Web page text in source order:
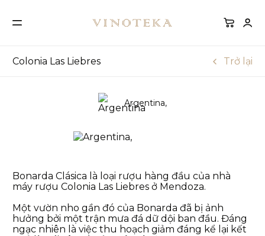
Colonia Las Liebres Trở lại
Argentina,
Bonarda Clásica là loại rượu hàng đầu của nhà
máy rượu Colonia Las Liebres ở Mendoza.
Một vườn nho gần đó của Bonarda đã bị ảnh
hưởng bởi một trận mưa đá dữ dội ban đầu. Đáng
ngạc nhiên là việc thu hoạch giảm đáng kể lại kết